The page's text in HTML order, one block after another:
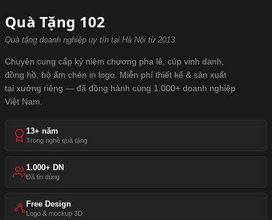
Quà Tặng 102
Quà tặng doanh nghiệp uy tín tại Hà Nội từ 2013
Chuyên cung cấp kỷ niệm chương pha lê, cúp vinh danh,
đồng hồ, bộ ấm chén in logo. Miễn phí thiết kế & sản xuất
tại xưởng riêng — đã đồng hành cùng 1.000+ doanh nghiệp
Việt Nam.
13+ năm
Trong nghề quà tặng
1.000+ DN
Đã tin dùng
Free Design
Logo & mockup 3D